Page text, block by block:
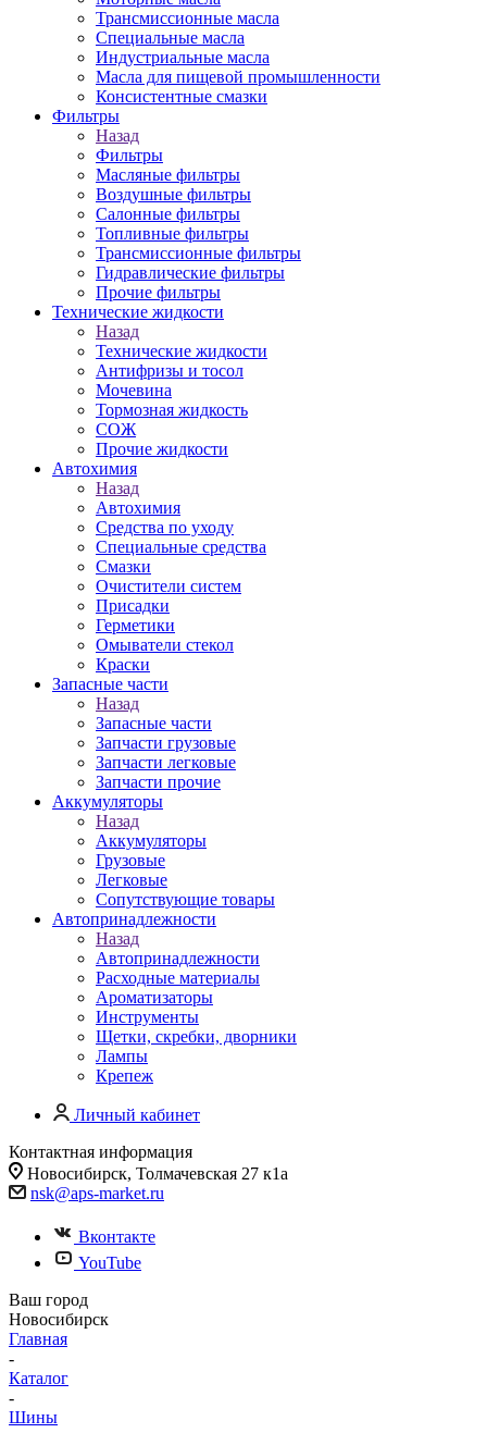
Трансмиссионные масла
Специальные масла
Индустриальные масла
Масла для пищевой промышленности
Консистентные смазки
Фильтры
Назад
Фильтры
Масляные фильтры
Воздушные фильтры
Салонные фильтры
Топливные фильтры
Трансмиссионные фильтры
Гидравлические фильтры
Прочие фильтры
Технические жидкости
Назад
Технические жидкости
Антифризы и тосол
Мочевина
Тормозная жидкость
СОЖ
Прочие жидкости
Автохимия
Назад
Автохимия
Средства по уходу
Специальные средства
Смазки
Очистители систем
Присадки
Герметики
Омыватели стекол
Краски
Запасные части
Назад
Запасные части
Запчасти грузовые
Запчасти легковые
Запчасти прочие
Аккумуляторы
Назад
Аккумуляторы
Грузовые
Легковые
Сопутствующие товары
Автопринадлежности
Назад
Автопринадлежности
Расходные материалы
Ароматизаторы
Инструменты
Щетки, скребки, дворники
Лампы
Крепеж
Личный кабинет
Контактная информация
Новосибирск, Толмачевская 27 к1а
nsk@aps-market.ru
Вконтакте
YouTube
Ваш город
Новосибирск
Главная
-
Каталог
-
Шины